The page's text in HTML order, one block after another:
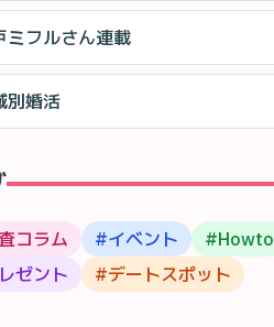
ミフルさん連載
別婚活
コラム #イベント #Howto
ゼント
#デートスポット